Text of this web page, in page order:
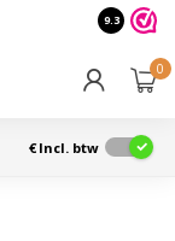
9.3
0
€ Incl. btw